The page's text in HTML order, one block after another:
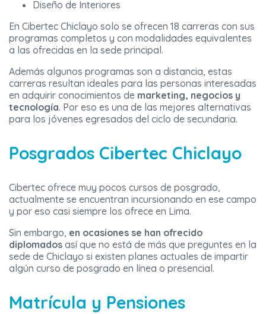
Diseño de Interiores
En Cibertec Chiclayo solo se ofrecen 18 carreras con sus
programas completos y con modalidades equivalentes
a las ofrecidas en la sede principal.
Además algunos programas son a distancia, estas
carreras resultan ideales para las personas interesadas
en adquirir conocimientos de marketing, negocios y
tecnología. Por eso es una de las mejores alternativas
para los jóvenes egresados del ciclo de secundaria.
Posgrados Cibertec Chiclayo
Cibertec ofrece muy pocos cursos de posgrado,
actualmente se encuentran incursionando en ese campo
y por eso casi siempre los ofrece en Lima.
Sin embargo, en ocasiones se han ofrecido
diplomados así que no está de más que preguntes en la
sede de Chiclayo si existen planes actuales de impartir
algún curso de posgrado en línea o presencial.
Matrícula y Pensiones